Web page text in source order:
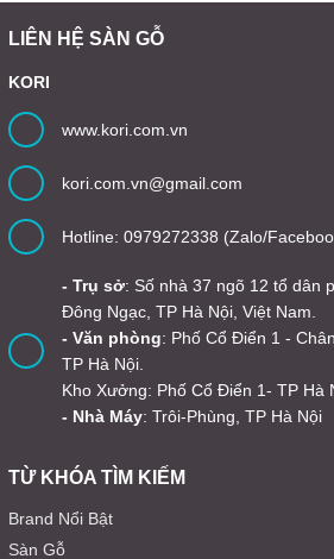
LIÊN HỆ SÀN GỖ
KORI
www.kori.com.vn
kori.com.vn@gmail.com
Hotline: 0979272338 (Zalo/
- Trụ sở: Số nhà 37 ngõ 12 tổ dân
Đông Ngạc, TP Hà Nội, Việt Nam.
- Văn phòng: Phố Cổ Điển 1 -
TP Hà Nội.
Kho Xưởng: Phố Cổ Điển 1- TP Hà
- Nhà Máy: Trôi-Phùng, TP Hà Nội
TỪ KHÓA TÌM KIẾM
Brand Nổi Bật
Sàn Gỗ